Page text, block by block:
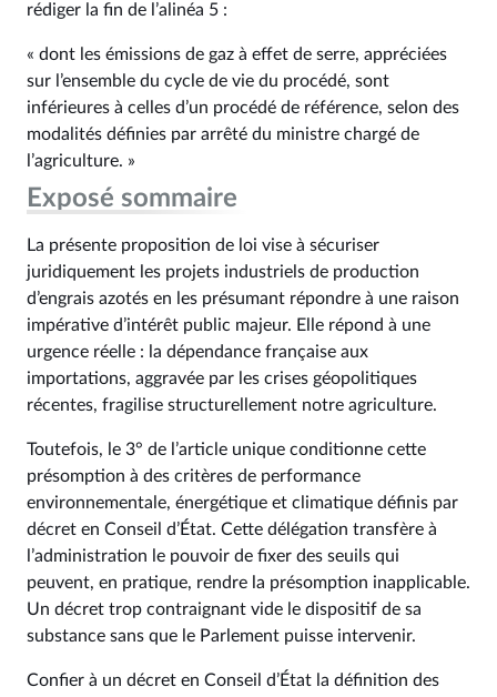
rédiger la fin de l’alinéa 5 :
« dont les émissions de gaz à effet de serre, appréciées
sur l’ensemble du cycle de vie du procédé, sont
inférieures à celles d’un procédé de référence, selon des
modalités définies par arrêté du ministre chargé de
l’agriculture. »
Exposé sommaire
La présente proposition de loi vise à sécuriser
juridiquement les projets industriels de production
d’engrais azotés en les présumant répondre à une raison
impérative d’intérêt public majeur. Elle répond à une
urgence réelle : la dépendance française aux
importations, aggravée par les crises géopolitiques
récentes, fragilise structurellement notre agriculture.
Toutefois, le 3° de l’article unique conditionne cette
présomption à des critères de performance
environnementale, énergétique et climatique définis par
décret en Conseil d’État. Cette délégation transfère à
l’administration le pouvoir de fixer des seuils qui
peuvent, en pratique, rendre la présomption inapplicable.
Un décret trop contraignant vide le dispositif de sa
substance sans que le Parlement puisse intervenir.
Confier à un décret en Conseil d’État la définition des